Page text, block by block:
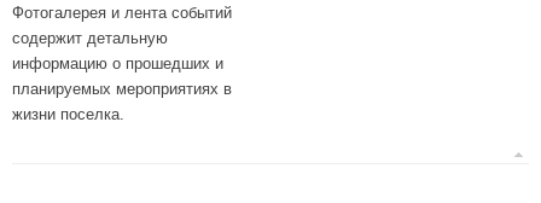
Фотогалерея и лента событий
содержит детальную
информацию о прошедших и
планируемых мероприятиях в
жизни поселка.